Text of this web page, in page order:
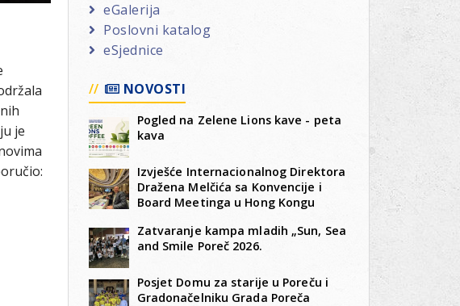
je
eGalerija
Poslovni katalog
eSjednice
NOVOSTI
Pogled na Zelene Lions kave - peta
kava
Izvješće Internacionalnog Direktora
Dražena Melčića sa Konvencije i
Board Meetinga u Hong Kongu
Zatvaranje kampa mladih „Sun, Sea
and Smile Poreč 2026.
Posjet Domu za starije u Poreču i
Gradonačelniku Grada Poreča